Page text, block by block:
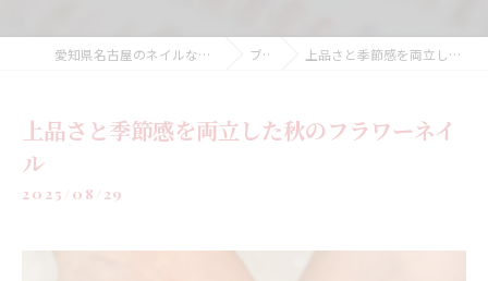
愛知県名古屋のネイルならnailsalon magicpop ブログ 上品さと季節感を両立した秋のフラワーネイル
上品さと季節感を両立した秋のフラワーネイ
ル
2025/08/29